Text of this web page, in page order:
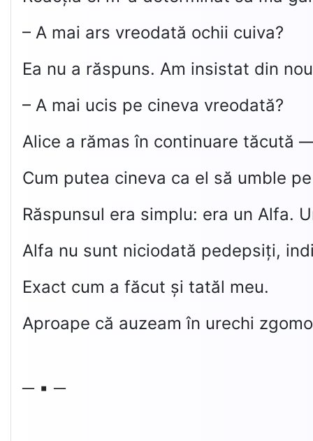
– A mai ars vreodată ochii cuiva?
Ea nu a răspuns. Am insistat din
– A mai ucis pe cineva vreodată?
Alice a rămas în continuare tăcută
Cum putea cineva ca el să umble
Răspunsul era simplu: era un Alfa.
Alfa nu sunt niciodată pedepsiți,
Exact cum a făcut și tatăl meu.
Aproape că auzeam în urechi
─ ▪ ─